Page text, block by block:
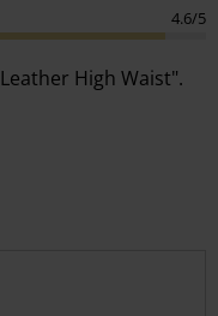
4.6/5
High Waist".